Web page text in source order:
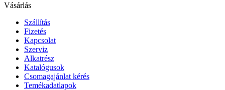
Vásárlás
Szállítás
Fizetés
Kapcsolat
Szerviz
Alkatrész
Katalógusok
Csomagajánlat kérés
Temékadatlapok